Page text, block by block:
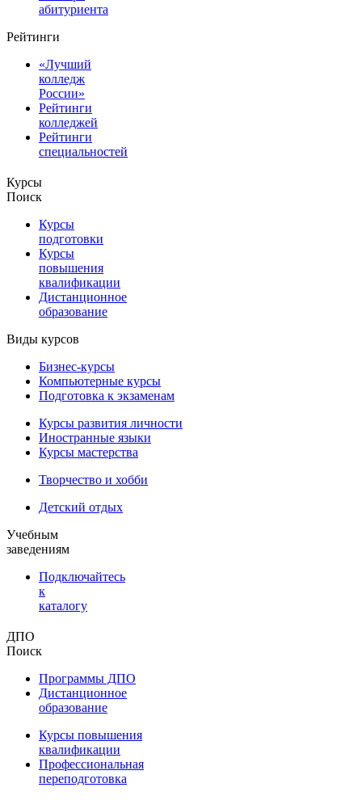
абитуриента
Рейтинги
«Лучший
колледж
России»
Рейтинги
колледжей
Рейтинги
специальностей
Курсы
Поиск
Курсы
подготовки
Курсы
повышения
квалификации
Дистанционное
образование
Виды курсов
Бизнес-курсы
Компьютерные курсы
Подготовка к экзаменам
Курсы развития личности
Иностранные языки
Курсы мастерства
Творчество и хобби
Детский отдых
Учебным
заведениям
Подключайтесь
к
каталогу
ДПО
Поиск
Программы ДПО
Дистанционное
образование
Курсы повышения
квалификации
Профессиональная
переподготовка